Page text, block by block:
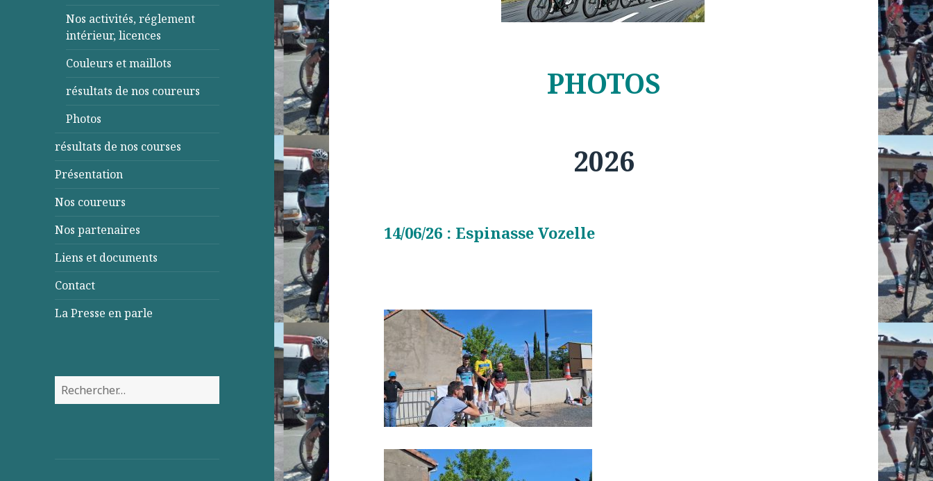
Nos activités, réglement
intérieur, licences
Couleurs et maillots
résultats de nos coureurs
Photos
résultats de nos courses
Présentation
Nos coureurs
Nos partenaires
Liens et documents
Contact
La Presse en parle
Rechercher :
PHOTOS
2026
14/06/26 : Espinasse Vozelle